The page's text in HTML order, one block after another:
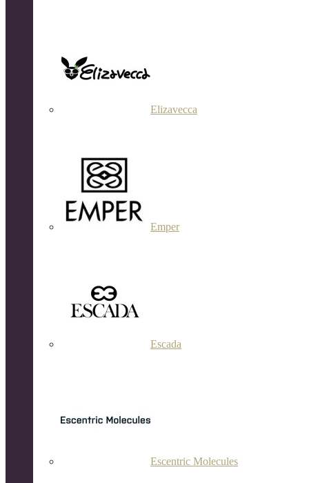
Elizavecca
Emper
Escada
Escentric Molecules